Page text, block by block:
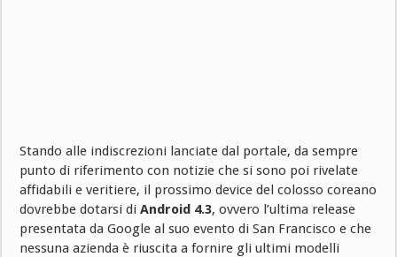
Stando alle indiscrezioni lanciate dal portale, da sempre
punto di riferimento con notizie che si sono poi rivelate
affidabili e veritiere, il prossimo device del colosso coreano
dovrebbe dotarsi diAndroid 4.3, ovvero l’ultima release
presentata da Google al suo evento di San Francisco e che
nessuna azienda è riuscita a fornire gli ultimi modelli